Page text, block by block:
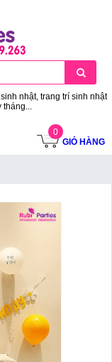
nhật, trang trí sinh nhật
tháng...
0
GIỎ HÀNG